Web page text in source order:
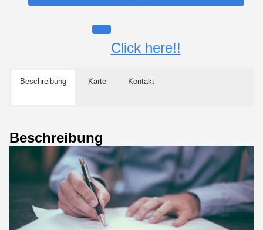
Click here!!
Beschreibung Karte Kontakt
Beschreibung